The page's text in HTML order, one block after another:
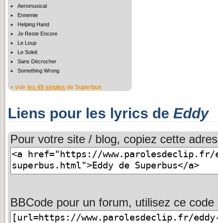
Aeromusical
Ennemie
Helping Hand
Je Reste Encore
Le Loup
Le Soleil
Sans Décrocher
Something Wrong
» voir les 49 singles de Superbus
Liens pour les lyrics de Eddy
Pour votre site / blog, copiez cette
BBCode pour un forum, utilisez ce code